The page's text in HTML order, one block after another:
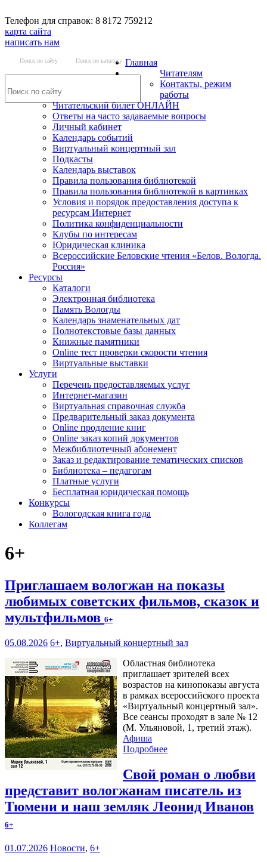
Телефон для справок: 8 8172 759212
карта сайта
написать нам
Поиск по сайту Поиск по каталогу Главная
Читателям
Контакты, режим
работы
Читательский билет ОНЛАЙН
Ответы на часто задаваемые вопросы
Личный кабинет
Календарь событий
Виртуальный концертный зал
Подкасты
Календарь выставок
Правила пользования библиотекой
Правила пользования библиотекой в картинках
Условия и порядок предоставления доступа к
ресурсам Интернет
Политика конфиденциальности
Клубы по интересам
Юридическая клиника
Всероссийские Беловские чтения «Белов. Вологда.
Россия»
Ресурсы
Каталоги
Электронная библиотека
Память Вологды
Календарь знаменательных дат
Полнотекстовые базы данных
Книжные памятники
Online тест проверки скорости чтения
Виртуальные выставки
Услуги
Перечень предоставляемых услуг
Интернет-магазин
Виртуальная справочная служба
Предварительный заказ документа
Online продление книг
Online заказ копий документов
Межбиблиотечный абонемент
Заказ и редактирование тематических списков
Библиотека – педагогам
Платные услуги
Бесплатная юридическая помощь
Конкурсы
Вологодская книга года
Коллегам
6+
Приглашаем вологжан на показы
любимых советских фильмов, сказок и
мультфильмов 6+
05.08.2026 6+, Виртуальный концертный зал
Областная библиотека
приглашает зрителей всех
возрастов на кинопоказы августа
в рамках всероссийского проекта
«Виртуальный концертный зал».
Все сеансы проходят в зале № 12
(М. Ульяновой, 1, третий этаж).
Афиша
Подробнее
Свой роман о любви
представит вологжанам писатель из
Тюмени и наш земляк Леонид Иванов
6+
01.07.2026 Новости, 6+